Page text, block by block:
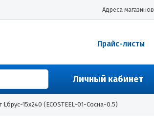
Адреса магазинов
Прайс-листы
Личный кабинет
Lбрус-15х240 (ECOSTEEL-01-Сосна-0.5)